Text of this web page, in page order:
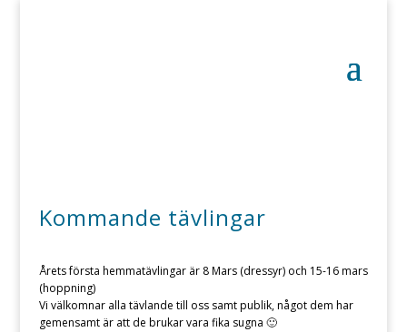
Kommande tävlingar
Årets första hemmatävlingar är 8 Mars (dressyr) och 15-16 mars
(hoppning)
Vi välkomnar alla tävlande till oss samt publik, något dem har
gemensamt är att de brukar vara fika sugna 🙂